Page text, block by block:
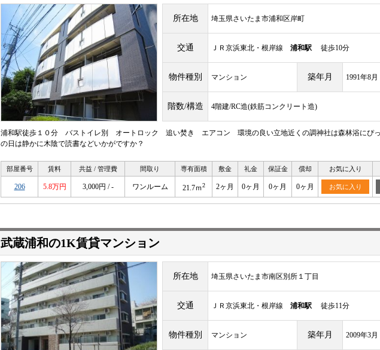
所在地 埼玉県さいたま市浦和区岸町
交通 ＪＲ京浜東北・根岸線 浦和駅 徒歩10分
物件種別 マンション 築年月 1991年8月
階数/構造 4階建/RC造(鉄筋コンクリート造)
浦和駅徒歩１０分 バストイレ別 オートロック 追い焚き エアコン 環境の良い立地近くの調神社は森林浴にぴ
の日は静かに木陰で読書などいかがですか？
部屋番号 賃料 共益 / 管理費 間取り 専有面積 敷金 礼金 保証金 償却 お気に入り
206 5.8万円 3,000円 / - ワンルーム 21.7ｍ2 2ヶ月 0ヶ月 0ヶ月 0ヶ月 お気に入り
武蔵浦和の1K賃貸マンション
所在地 埼玉県さいたま市南区別所１丁目
交通 ＪＲ京浜東北・根岸線 浦和駅 徒歩11分
物件種別 マンション 築年月 2009年3月